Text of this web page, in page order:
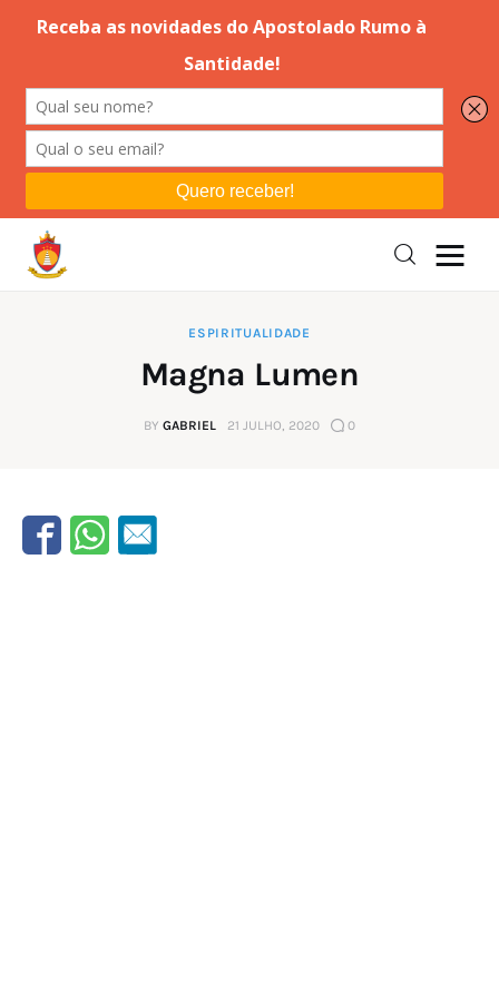
Editorial
Orações
Instruções
Espiritualidade
ESPIRITUALIDADE
Magna Lumen
BY GABRIEL 21 JULHO, 2020 0